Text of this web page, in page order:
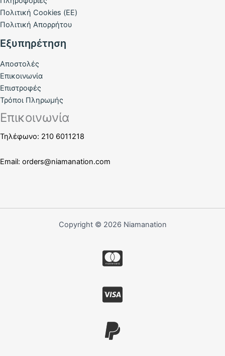
Πολιτική Cookies (ΕΕ)
Πολιτική Απορρήτου
Εξυπηρέτηση
Αποστολές
Επικοινωνία
Επιστροφές
Τρόποι Πληρωμής
Επικοινωνία
Τηλέφωνο: 210 6011218
Email: orders@niamanation.com
Copyright © 2026 Niamanation